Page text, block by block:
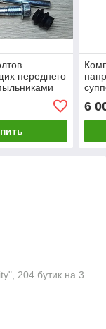
переднего
10
6
204 бутик на 3